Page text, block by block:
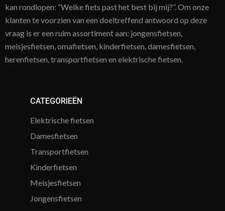
kan rondlopen: “Welke fiets past het best bij mij?”. Om onze
klanten te voorzien van een doeltreffend antwoord op deze
vraag is er een ruim assortiment aan: jongensfietsen,
meisjesfietsen, omafietsen, kinderfietsen, damesfietsen,
herenfietsen, transportfietsen en elektrische fietsen.
CATEGORIEËN
Elektrische fietsen
Damesfietsen
Transportfietsen
Kinderfietsen
Meisjesfietsen
Jongensfietsen